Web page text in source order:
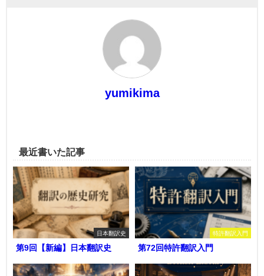
yumikima
最近書いた記事
日本翻訳史
第9回【新編】日本翻訳史
特許翻訳入門
第72回特許翻訳入門